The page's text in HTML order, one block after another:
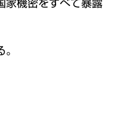
家機密をすべて暴露